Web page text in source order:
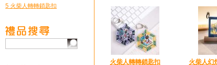
5 火柴人轉轉鎖匙扣
火柴人轉轉鎖匙扣
火柴人幻